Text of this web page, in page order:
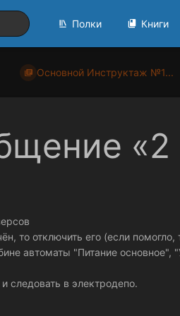
Полки Книги
Основной Инструктаж №1...
«2
то отключить его (если
автоматы "Питание основное",
следовать в электродепо.